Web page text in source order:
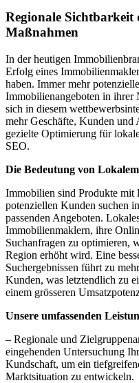
Regionale
Maßnahmen
In der heutigen
Erfolg eines
haben. Immer mehr
Immobilienangeboten in ihrer
sich in diesem
mehr Geschäfte, Kunden und
gezielte Optimierung für
SEO.
Die Bedeutung von
Immobilien sind Produkte mit
potenziellen Kunden suchen
passenden Angeboten.
Immobilienmaklern, ihre
Suchanfragen zu optimieren,
Region erhöht wird. Eine
Suchergebnissen führt zu
Kunden, was letztendlich zu
einem grösseren
Unsere umfassenden
– Regionale und
eingehenden Untersuchung
Kundschaft, um ein
Marktsituation zu entwickeln.